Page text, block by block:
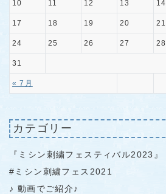
« 7月
10 11 12 13 14
17 18 19 20 21
24 25 26 27 28
31
カテゴリー
『ミシン刺繍フェスティバル2023』
#ミシン刺繍フェス2021
♪ 動画でご紹介♪